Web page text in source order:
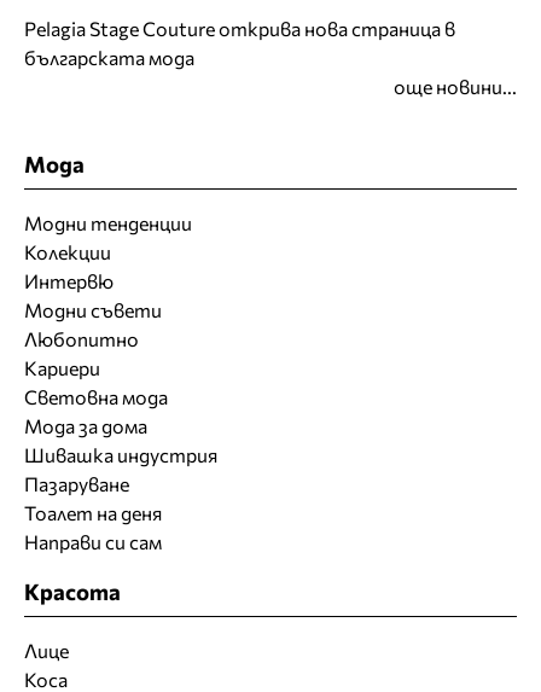
Pelagia Stage Couture открива нова страница в
българската мода
още новини...
Мода
Модни тенденции
Колекции
Интервю
Модни съвети
Любопитно
Кариери
Световна мода
Мода за дома
Шивашка индустрия
Пазаруване
Тоалет на деня
Направи си сам
Красота
Лице
Коса